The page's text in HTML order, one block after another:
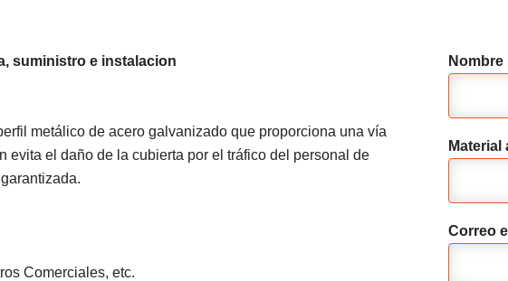
suministro e instalacion
metálico de acero galvanizado que proporciona una vía
evita el daño de la cubierta por el tráfico del personal de
Comerciales, etc.
Nombre
Material
Correo